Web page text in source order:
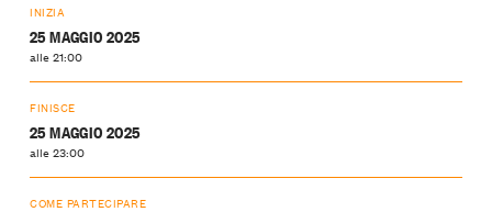
INIZIA
25 MAGGIO 2025
alle 21:00
FINISCE
25 MAGGIO 2025
alle 23:00
COME PARTECIPARE